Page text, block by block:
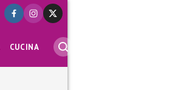
CUCINA